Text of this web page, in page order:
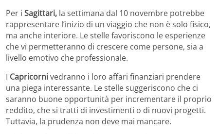
Per i Sagittari, la settimana dal 10 novembre potrebbe
rappresentare l’inizio di un viaggio che non è solo fisico,
ma anche interiore. Le stelle favoriscono le esperienze
che vi permetteranno di crescere come persone, sia a
livello emotivo che professionale.
I Capricornivedranno i loro affari finanziari prendere
una piega interessante. Le stelle suggeriscono che ci
saranno buone opportunità per incrementare il proprio
reddito, che si tratti di investimenti o di nuovi progetti.
Tuttavia, la prudenza non deve mai mancare.